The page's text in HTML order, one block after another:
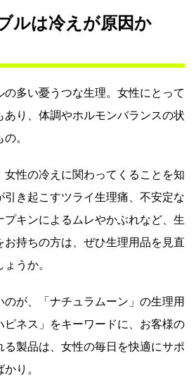
ルは冷えが原因か
多い憂うつな生理。女性にとって
あり、体調やホルモンバランスの状
。
性の冷えに関わってくることを知
引き起こすツライ生理痛、不安定な
キンによるムレやかぶれなど、生
持ちの方は、ぜひ生理用品を見直
うか。
のが、「ナチュラムーン」の生理用
ピネス」をキーワードに、お客様の
製品は、女性の毎日を快適にサポ
り。